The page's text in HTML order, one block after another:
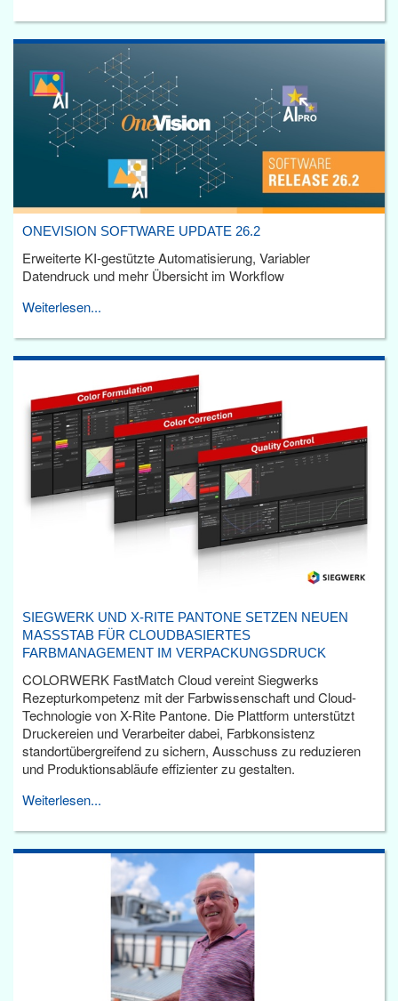
ONEVISION SOFTWARE UPDATE 26.2
Erweiterte KI-gestützte Automatisierung, Variabler
Datendruck und mehr Übersicht im Workflow
Weiterlesen...
SIEGWERK UND X-RITE PANTONE SETZEN NEUEN
MASSSTAB FÜR CLOUDBASIERTES F
ARBMANAGEMENT IM VERPACKUNGSDRUCK
COLORWERK FastMatch Cloud vereint Siegwerks
Rezepturkompetenz mit der Farbwissenschaft und Cloud-
Technologie von X-Rite Pantone. Die Plattform unterstützt
Druckereien und Verarbeiter dabei, Farbkonsistenz
standortübergreifend zu sichern, Ausschuss zu reduzieren
und Produktionsabläufe effizienter zu gestalten.
Weiterlesen...